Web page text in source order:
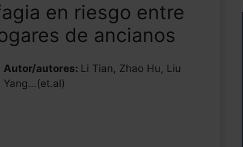
en riesgo entre
de ancianos
Autor/autores: Li Tian, Zhao Hu, Liu
Yang...(et.al)